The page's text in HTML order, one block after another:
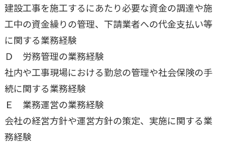
建設工事を施工するにあたり必要な資金の調達や施
工中の資金繰りの管理、下請業者への代金支払い等
に関する業務経験
Ｄ 労務管理の業務経験
社内や工事現場における勤怠の管理や社会保険の手
続に関する業務経験
Ｅ 業務運営の業務経験
会社の経営方針や運営方針の策定、実施に関する業
務経験